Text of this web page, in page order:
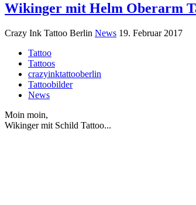
Wikinger mit Helm Oberarm
Crazy Ink Tattoo Berlin News 19. Februar 2017
Tattoo
Tattoos
crazyinktattooberlin
Tattoobilder
News
Moin moin,
Wikinger mit Schild Tattoo...